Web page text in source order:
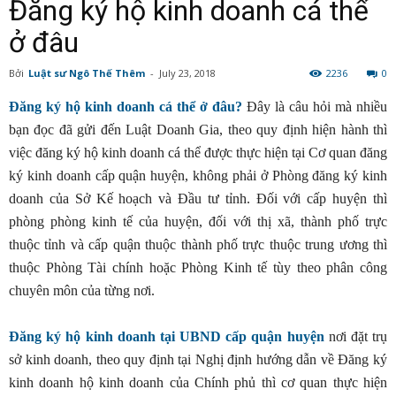
Đăng ký hộ kinh doanh cá thể
ở đâu
Bởi Luật sư Ngô Thế Thêm - July 23, 2018 0
2236
Đăng ký hộ kinh doanh cá thể ở đâu? Đây là câu hỏi mà nhiều
bạn đọc đã gửi đến Luật Doanh Gia, theo quy định hiện hành thì
việc đăng ký hộ kinh doanh cá thể được thực hiện tại Cơ quan đăng
ký kinh doanh cấp quận huyện, không phải ở Phòng đăng ký kinh
doanh của Sở Kế hoạch và Đầu tư tỉnh. Đối với cấp huyện thì
phòng phòng kinh tế của huyện, đối với thị xã, thành phố trực
thuộc tỉnh và cấp quận thuộc thành phố trực thuộc trung ương thì
thuộc Phòng Tài chính hoặc Phòng Kinh tế tùy theo phân công
chuyên môn của từng nơi.
Đăng ký hộ kinh doanh tại UBND cấp quận huyện nơi đặt trụ
sở kinh doanh, theo quy định tại Nghị định hướng dẫn về Đăng ký
kinh doanh hộ kinh doanh của Chính phủ thì cơ quan thực hiện